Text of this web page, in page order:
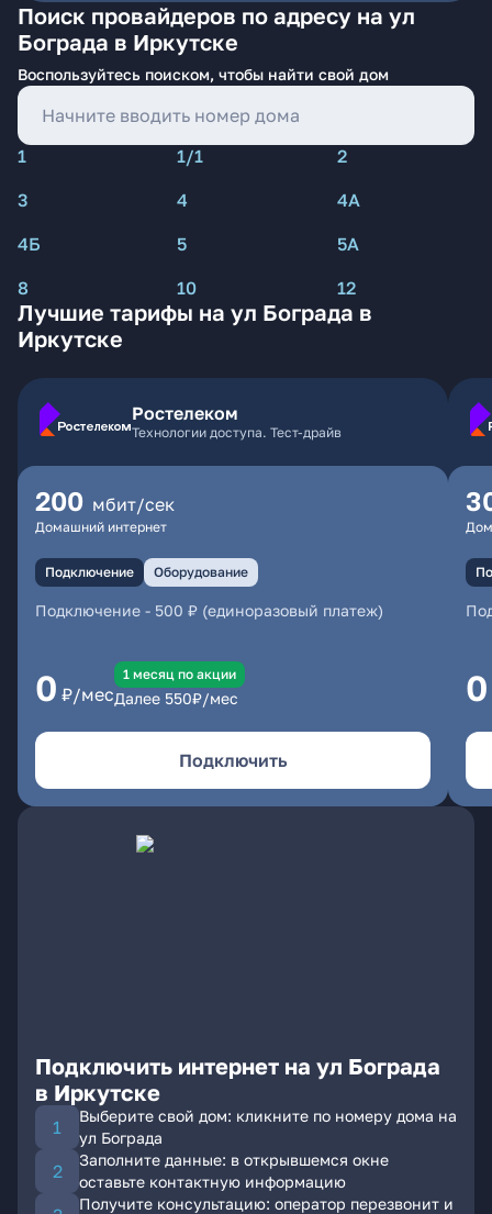
Поиск провайдеров по адресу на ул
Бограда в Иркутске
Воспользуйтесь поиском, чтобы найти свой дом
1 1/1
2
3
4
4А
4Б
5
5А
8
10 12
Лучшие тарифы на ул Бограда в
Иркутске
Ростелеком
Технологии доступа. Тест-драйв
200 мбит/сек
Домашний интернет
Подключение Оборудование
Подключение - 500 ₽ (единоразовый платеж)
0 ₽/мес
1 месяц по акции
Далее 550₽/мес
Подключить
0
Подключить интернет на ул Бограда
в Иркутске
Выберите свой дом: кликните по номеру дома на
ул Бограда
Заполните данные: в открывшемся окне
оставьте контактную информацию
Получите консультацию: оператор перезвонит и